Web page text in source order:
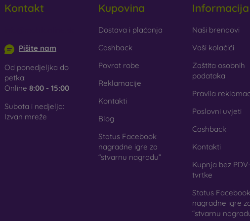
– staklo se koristi samo kao dodatak maskicama. Daje
staklena maskica može puknuti.
Reciklirani materijali
– kompostabilne maskice za mobitel
U našoj internetskoj trgovini FOON pronaći ćete desetke
materijala. Dovoljno je samo odabrati onu pravu za sebe.
Kontakt
Pišite nam
Od ponedjeljka do
petka:
Online 8:00 - 15:00
Subota i nedjelja:
Izvan mreže
Kupovina
Dostava i plaćanja
Cashback
Povrat robe
Reklamacije
Kontakti
Blog
Status Facebook
nagradne igre za
“stvarnu nagradu”
Informacija
Naši brendovi
Vaši kolačići
Zaštita osobnih
podataka
Pravila
Poslovni uvjeti
Cashback
Kontakti
Kupnja bez
tvrtke
Status Facebook
nagradne igre
“stvarnu